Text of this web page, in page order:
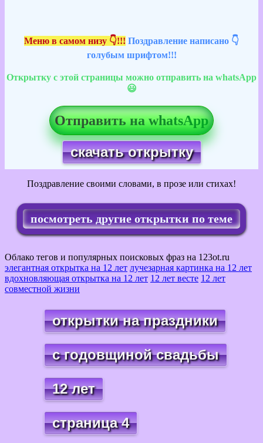
Меню в самом низу 👇!!! Поздравление написано 👇
голубым шрифтом!!!
Открытку с этой страницы можно отправить на whatsApp
😃
Отправить на whatsApp
скачать открытку
Поздравление своими словами, в прозе или стихах!
посмотреть другие открытки по теме
Облако тегов и популярных поисковых фраз на 123ot.ru
элегантная открытка на 12 лет лучезарная картинка на 12 лет
вдохновляющая открытка на 12 лет 12 лет весте 12 лет
совместной жизни
открытки на праздники
с годовщиной свадьбы
12 лет
страница 4